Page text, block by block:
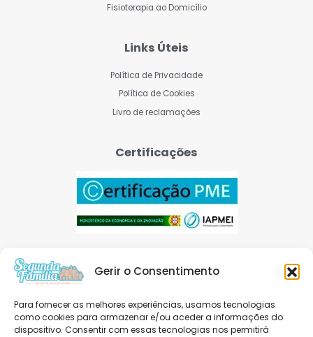
Gerir o Consentimento
Para fornecer as melhores experiências, usamos tecnologias
como cookies para armazenar e/ou aceder a informações do
dispositivo. Consentir com essas tecnologias nos permitirá
Fisioterapia ao Domicílio
Links Úteis
Política de Privacidade
Política de Cookies
Livro de reclamações
Certificações